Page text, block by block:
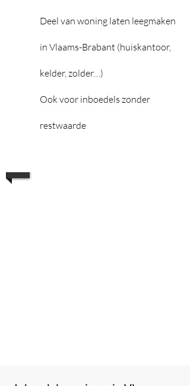
Deel van woning laten leegmaken
in Vlaams-Brabant (huiskantoor,
kelder, zolder…)
Ook voor inboedels zonder
restwaarde